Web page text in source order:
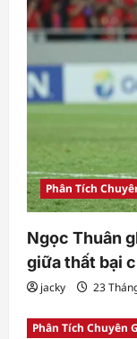
Phân Tích
Ngọc Thuân
giữa thất bại
jacky 23
Phân Tích Chuyên